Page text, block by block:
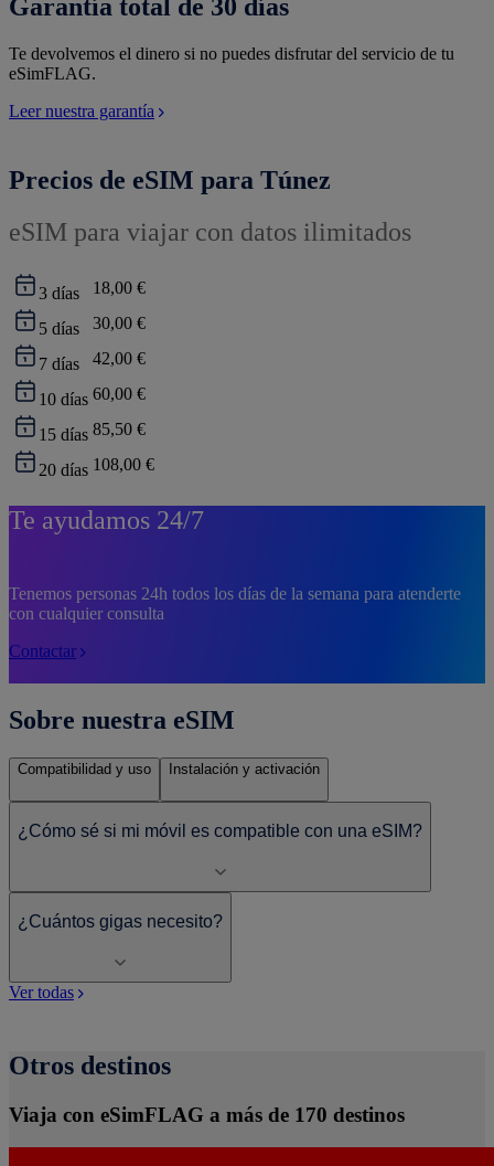
Garantía total de 30 días
Te devolvemos el dinero si no puedes disfrutar del servicio de tu
eSimFLAG.
Leer nuestra garantía
Precios de eSIM para Túnez
eSIM para viajar con datos ilimitados
3 días 18,00 €
5 días 30,00 €
7 días 42,00 €
10 días 60,00 €
15 días 85,50 €
20 días 108,00 €
Te ayudamos 24/7
Tenemos personas 24h todos los días de la semana para atenderte
con cualquier consulta
Contactar
Sobre nuestra eSIM
Compatibilidad y uso Instalación y activación
¿Cómo sé si mi móvil es compatible con una eSIM?
¿Cuántos gigas necesito?
Ver todas
Otros destinos
Viaja con eSimFLAG a más de 170 destinos